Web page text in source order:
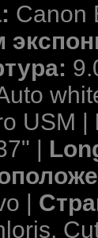
Canon
USM |
|
|